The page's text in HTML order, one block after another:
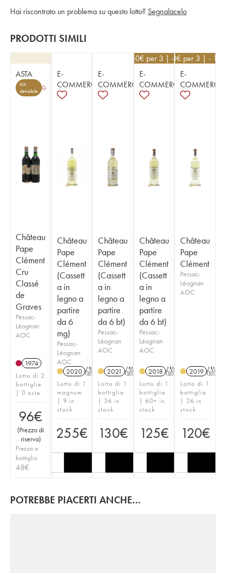
Hai riscontrato un problema su questo lotto? Segnalacelo
PRODOTTI SIMILI
ASTA
IVA
detraibile
Château
Pape
Clément
Cru
Classé
de
Graves
Pessac-
Léognan
AOC
1974
Lotto di 2
bottiglie
| 0 aste
96€
(Prezzo di
riserva)
Prezzo a
bottiglia
48€
E-
COMMERCE
Château
Pape
Clément
(Cassett
a in
legno a
partire
da 6
mg)
Pessac-
Léognan
AOC
2020 T
Lotto di 1
magnum
| 9 in
stock
255€
E-
COMMERCE
Château
Pape
Clément
(Cassett
a in
legno a
partire
da 6 bt)
Pessac-
Léognan
AOC
2021 T
Lotto di 1
bottiglia
| 36 in
stock
130€
112,50€ per 3 | - 10%
E-
COMMERCE
Château
Pape
Clément
(Cassett
a in
legno a
partire
da 6 bt)
Pessac-
Léognan
AOC
2018 T
Lotto di 1
bottiglia
| 60+ in
stock
125€
108€ per 3 | -
E-
COMMERCE
Château
Pape
Clément
Pessac-
Léognan
AOC
2019 T
Lotto di 1
bottiglia
| 26 in
stock
120€
POTREBBE PIACERTI ANCHE…